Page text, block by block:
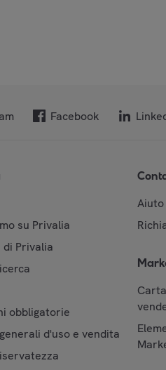
Facebook
su Privalia
Privalia
obbligatorie
d'uso e vendita